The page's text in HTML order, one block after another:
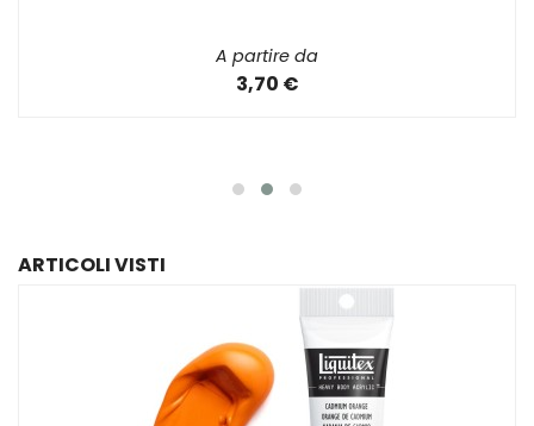
A partire da
3,70 €
ARTICOLI VISTI